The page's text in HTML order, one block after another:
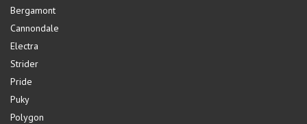
Bergamont
Cannondale
Electra
Strider
Pride
Puky
Polygon